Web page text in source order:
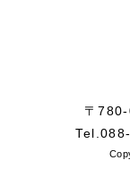
〒
Tel.